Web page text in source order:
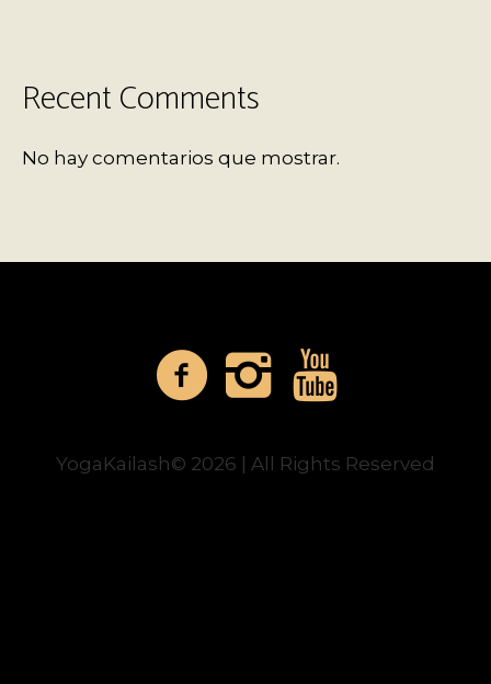
Recent Comments
No hay comentarios que mostrar.
YogaKailash© 2026 | All Rights Reserved